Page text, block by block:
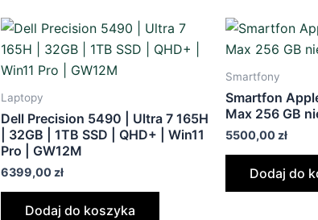
Laptopy
Dell Precision 5490 | Ultra 7 165H
| 32GB | 1TB SSD | QHD+ | Win11
Pro | GW12M
6399,00 zł
Dodaj do koszyka
Smartfony
Smartfon
Max 256 GB
5500,00 zł
Dodaj do